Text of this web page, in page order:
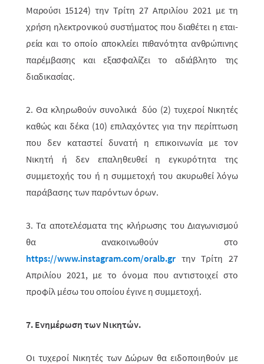
Μαρούσι 15124) την Τρίτη 27 Απριλίου 2021 με τη
χρήση ηλεκτρο­νικού συστήματος που διαθέτει η εται­
ρεία και το οποίο αποκλείει πιθανό­τητα ανθρώ­πινης
παρέμβασης και εξασφαλίζει το αδιάβλητο της
διαδικασίας.
2. Θα κληρωθούν συνολικά δύο (2) τυχεροί Νικητές
καθώς και δέκα (10) επιλαχό­ντες για την περίπτωση
που δεν καταστεί δυνατή η επικοινωνία με τον
Νικητή ή δεν επαληθευθεί η εγκυρότητα της
συμμετοχής του ή η συμμετοχή του ακυρωθεί λόγω
παράβασης των παρόντων όρων.
3. Τα αποτελέσματα της κλήρωσης του Διαγωνισμού
θα ανακοινωθούν στο
https://www.instagram.com/oralb.gr τηνΤρίτη 27
Απριλίου 2021, με το όνομα που αντιστοιχεί στο
προφίλ μέσω του οποίου έγινε η συμμετοχή.
7. Ενημέρωση των Νικητών.
Οι τυχεροί Νικητές των Δώρων θα ειδοποιηθούν με